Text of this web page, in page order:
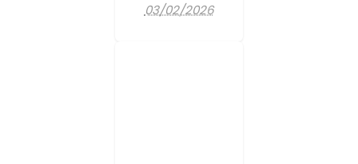
03/02/2026